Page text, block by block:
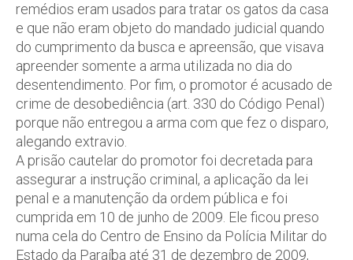
remédios eram usados para tratar os gatos da casa
e que não eram objeto do mandado judicial quando
do cumprimento da busca e apreensão, que visava
apreender somente a arma utilizada no dia do
desentendimento. Por fim, o promotor é acusado de
crime de desobediência (art. 330 do Código Penal)
porque não entregou a arma com que fez o disparo,
alegando extravio.
A prisão cautelar do promotor foi decretada para
assegurar a instrução criminal, a aplicação da lei
penal e a manutenção da ordem pública e foi
cumprida em 10 de junho de 2009. Ele ficou preso
numa cela do Centro de Ensino da Polícia Militar do
Estado da Paraíba até 31 de dezembro de 2009,